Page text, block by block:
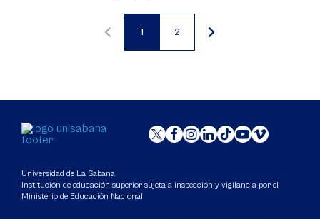
Página
1
Página
2
Universidad de La Sabana
Institución de educación superior sujeta a inspección y vigilancia por el
Ministerio de Educación Nacional